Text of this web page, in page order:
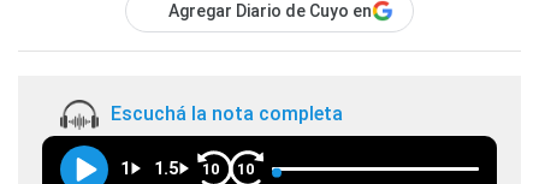
Agregar Diario de Cuyo en
Escuchá la nota completa
1 1.5 10 10